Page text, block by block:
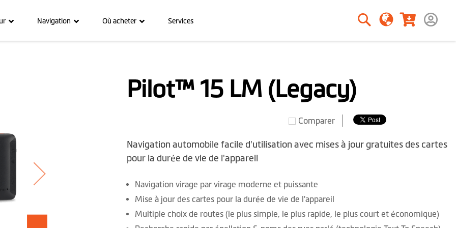
Navigation Où acheter Services
Pilot™ 15 LM (Legacy)
Comparer
Navigation automobile facile d'utilisation avec mises à jour gratuites des cartes
pour la durée de vie de l'appareil
Navigation virage par virage moderne et puissante
Mise à jour des cartes pour la durée de vie de l'appareil
Multiple choix de routes (le plus simple, le plus rapide, le plus court et économique)